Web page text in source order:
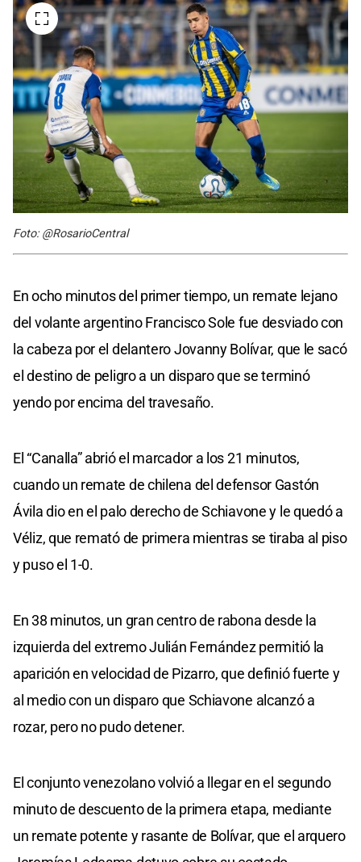
Foto: @RosarioCentral
En ocho minutos del primer tiempo, un remate lejano
del volante argentino Francisco Sole fue desviado con
la cabeza por el delantero Jovanny Bolívar, que le sacó
el destino de peligro a un disparo que se terminó
yendo por encima del travesaño.
El “Canalla” abrió el marcador a los 21 minutos,
cuando un remate de chilena del defensor Gastón
Ávila dio en el palo derecho de Schiavone y le quedó a
Véliz, que remató de primera mientras se tiraba al piso
y puso el 1-0.
En 38 minutos, un gran centro de rabona desde la
izquierda del extremo Julián Fernández permitió la
aparición en velocidad de Pizarro, que definió fuerte y
al medio con un disparo que Schiavone alcanzó a
rozar, pero no pudo detener.
El conjunto venezolano volvió a llegar en el segundo
minuto de descuento de la primera etapa, mediante
un remate potente y rasante de Bolívar, que el arquero